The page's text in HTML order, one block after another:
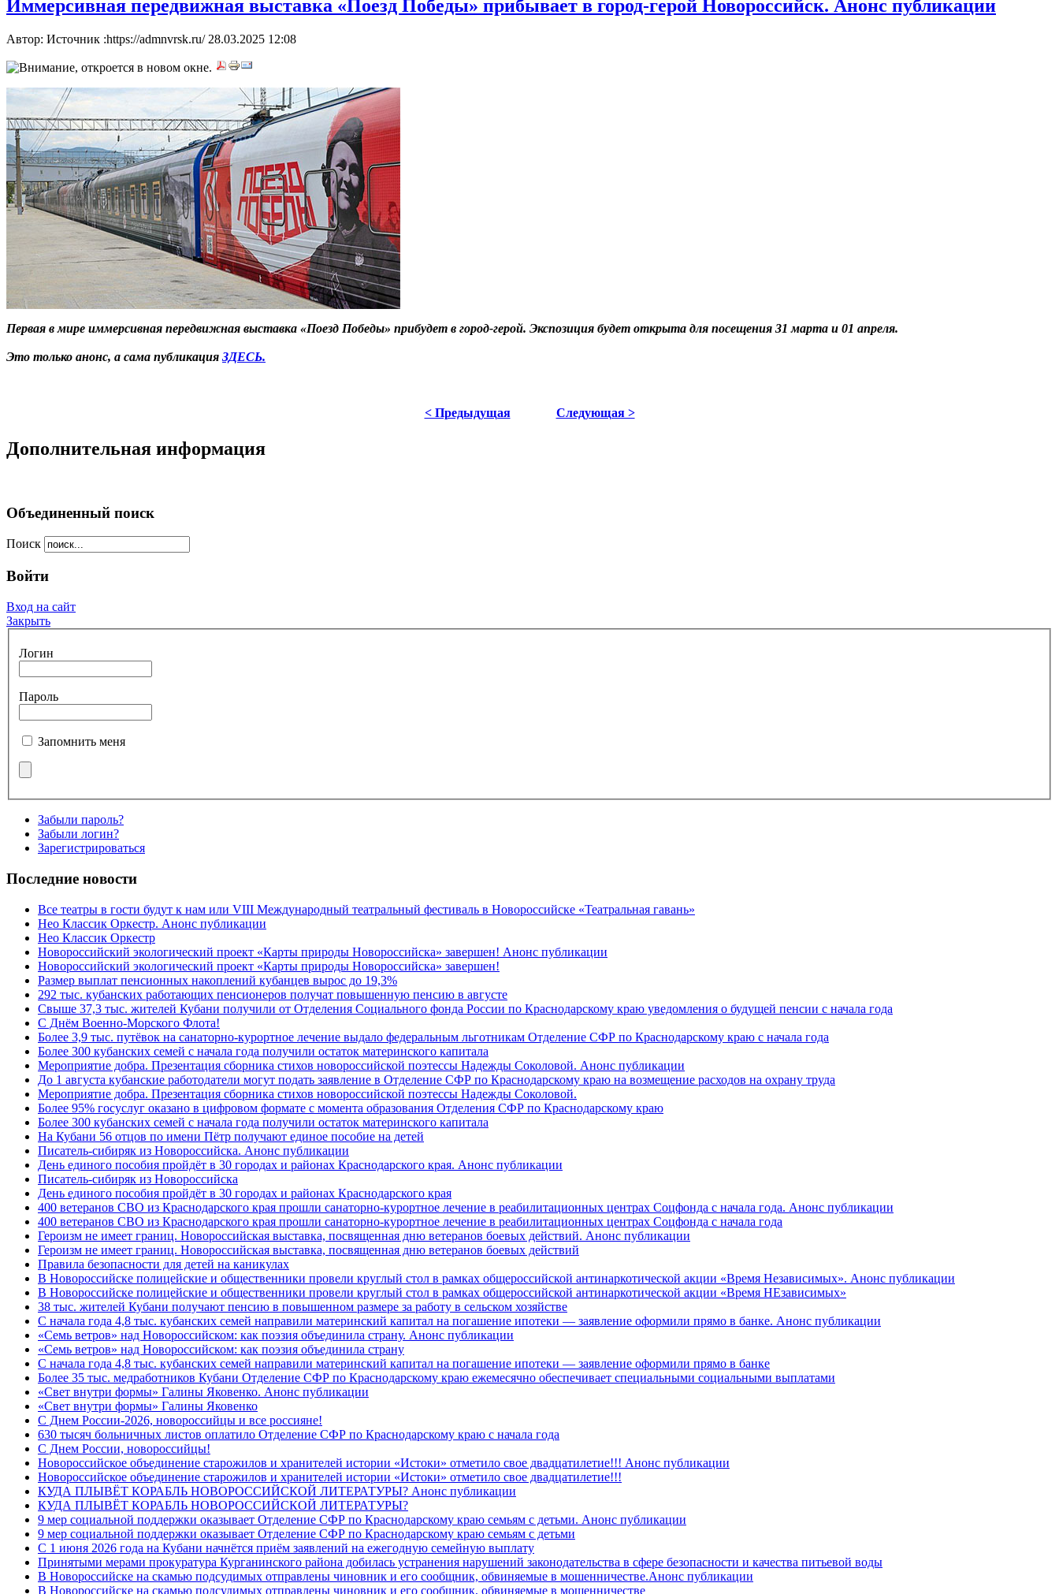
Иммерсивная передвижная выставка «Поезд Победы» прибывает в город-герой Новороссийск. Анонс публикации
Автор: Источник :https://admnvrsk.ru/ 28.03.2025 12:08
Первая в мире иммерсивная передвижная выставка «Поезд Победы» прибудет в город-герой. Экспозиция будет открыта для посещения 31 марта и 01 апреля.
Это только анонс, а сама публикация ЗДЕСЬ.
< Предыдущая Следующая >
Дополнительная информация
Объединенный поиск
Поиск
Войти
Вход на сайт
Закрыть
Логин
Пароль
Запомнить меня
Забыли пароль?
Забыли логин?
Зарегистрироваться
Последние новости
Все театры в гости будут к нам или VIII Международный театральный фестиваль в Новороссийске «Театральная гавань»
Нео Классик Оркестр. Анонс публикации
Нео Классик Оркестр
Новороссийский экологический проект «Карты природы Новороссийска» завершен! Анонс публикации
Новороссийский экологический проект «Карты природы Новороссийска» завершен!
Размер выплат пенсионных накоплений кубанцев вырос до 19,3%
292 тыс. кубанских работающих пенсионеров получат повышенную пенсию в августе
Свыше 37,3 тыс. жителей Кубани получили от Отделения Социального фонда России по Краснодарскому краю уведомления о будущей пенсии с начала года
C Днём Военно-Морского Флота!
Более 3,9 тыс. путёвок на санаторно-курортное лечение выдало федеральным льготникам Отделение СФР по Краснодарскому краю с начала года
Более 300 кубанских семей с начала года получили остаток материнского капитала
Мероприятие добра. Презентация сборника стихов новороссийской поэтессы Надежды Соколовой. Анонс публикации
До 1 августа кубанские работодатели могут подать заявление в Отделение СФР по Краснодарскому краю на возмещение расходов на охрану труда
Мероприятие добра. Презентация сборника стихов новороссийской поэтессы Надежды Соколовой.
Более 95% госуслуг оказано в цифровом формате с момента образования Отделения СФР по Краснодарскому краю
Более 300 кубанских семей с начала года получили остаток материнского капитала
На Кубани 56 отцов по имени Пётр получают единое пособие на детей
Писатель-сибиряк из Новороссийска. Анонс публикации
День единого пособия пройдёт в 30 городах и районах Краснодарского края. Анонс публикации
Писатель-сибиряк из Новороссийска
День единого пособия пройдёт в 30 городах и районах Краснодарского края
400 ветеранов СВО из Краснодарского края прошли санаторно-курортное лечение в реабилитационных центрах Соцфонда с начала года. Анонс публикации
400 ветеранов СВО из Краснодарского края прошли санаторно-курортное лечение в реабилитационных центрах Соцфонда с начала года
Героизм не имеет границ. Новороссийская выставка, посвященная дню ветеранов боевых действий. Анонс публикации
Героизм не имеет границ. Новороссийская выставка, посвященная дню ветеранов боевых действий
Правила безопасности для детей на каникулах
В Новороссийске полицейские и общественники провели круглый стол в рамках общероссийской антинаркотической акции «Время Независимых». Анонс публикации
В Новороссийске полицейские и общественники провели круглый стол в рамках общероссийской антинаркотической акции «Время НЕзависимых»
38 тыс. жителей Кубани получают пенсию в повышенном размере за работу в сельском хозяйстве
С начала года 4,8 тыс. кубанских семей направили материнский капитал на погашение ипотеки — заявление оформили прямо в банке. Анонс публикации
«Семь ветров» над Новороссийском: как поэзия объединила страну. Анонс публикации
«Семь ветров» над Новороссийском: как поэзия объединила страну
С начала года 4,8 тыс. кубанских семей направили материнский капитал на погашение ипотеки — заявление оформили прямо в банке
Более 35 тыс. медработников Кубани Отделение СФР по Краснодарскому краю ежемесячно обеспечивает специальными социальными выплатами
«Свет внутри формы» Галины Яковенко. Анонс публикации
«Свет внутри формы» Галины Яковенко
C Днем России-2026, новороссийцы и все россияне!
630 тысяч больничных листов оплатило Отделение СФР по Краснодарскому краю с начала года
C Днем России, новороссийцы!
Новороссийское объединение старожилов и хранителей истории «Истоки» отметило свое двадцатилетие!!! Анонс публикации
Новороссийское объединение старожилов и хранителей истории «Истоки» отметило свое двадцатилетие!!!
КУДА ПЛЫВЁТ КОРАБЛЬ НОВОРОССИЙСКОЙ ЛИТЕРАТУРЫ? Анонс публикации
КУДА ПЛЫВЁТ КОРАБЛЬ НОВОРОССИЙСКОЙ ЛИТЕРАТУРЫ?
9 мер социальной поддержки оказывает Отделение СФР по Краснодарскому краю семьям с детьми. Анонс публикации
9 мер социальной поддержки оказывает Отделение СФР по Краснодарскому краю семьям с детьми
С 1 июня 2026 года на Кубани начнётся приём заявлений на ежегодную семейную выплату
Принятыми мерами прокуратура Курганинского района добилась устранения нарушений законодательства в сфере безопасности и качества питьевой воды
В Новороссийске на скамью подсудимых отправлены чиновник и его сообщник, обвиняемые в мошенничестве.Анонс публикации
В Новороссийске на скамью подсудимых отправлены чиновник и его сообщник, обвиняемые в мошенничестве